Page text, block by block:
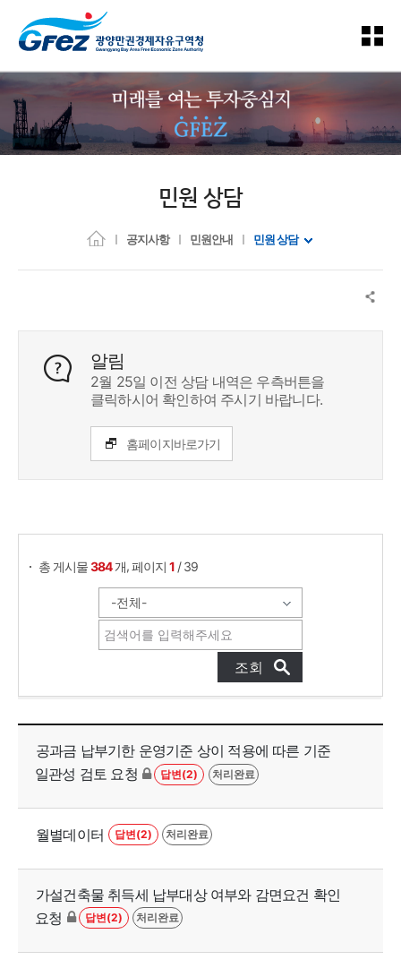
민원 상담
공지사항 민원안내 민원 상담
알림
2월 25일 이전 상담 내역은 우측버튼을
클릭하시어 확인하여 주시기 바랍니다.
홈페이지바로가기
총 게시물384 개,페이지1 / 39
민원 상담 - 번호, 제목, 작성자, 조회수, 등록일, 공개, 담당부서 정보제공
공과금 납부기한 운영기준 상이 적용에 따른 기준
일관성 검토 요청
답변(2) 처리완료
월별데이터 답변(2) 처리완료
가설건축물 취득세 납부대상 여부와 감면요건 확인
요청
답변(2) 처리완료